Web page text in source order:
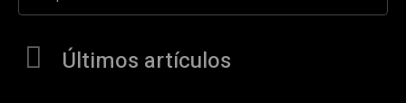
Últimos artículos